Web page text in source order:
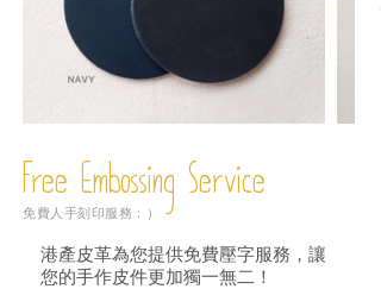
Free Embossing Service
免費人手刻印服務：）
港產皮革為您提供免費壓字服務，讓
您的手作皮件更加獨一無二！